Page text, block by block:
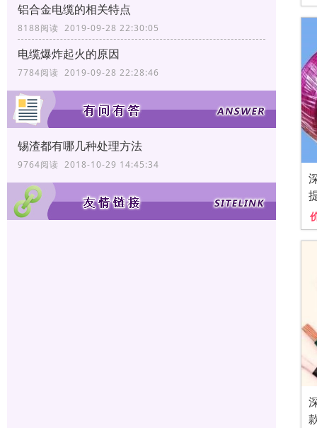
铝合金电缆的相关特点
8188阅读 2019-09-28 22:30:05
电缆爆炸起火的原因
7784阅读 2019-09-28 22:28:46
锡渣都有哪几种处理方法
9764阅读 2018-10-29 14:45:34